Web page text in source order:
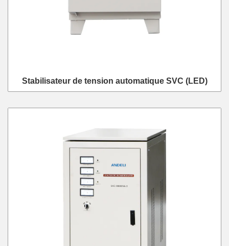
Stabilisateur de tension automatique SVC (LED)